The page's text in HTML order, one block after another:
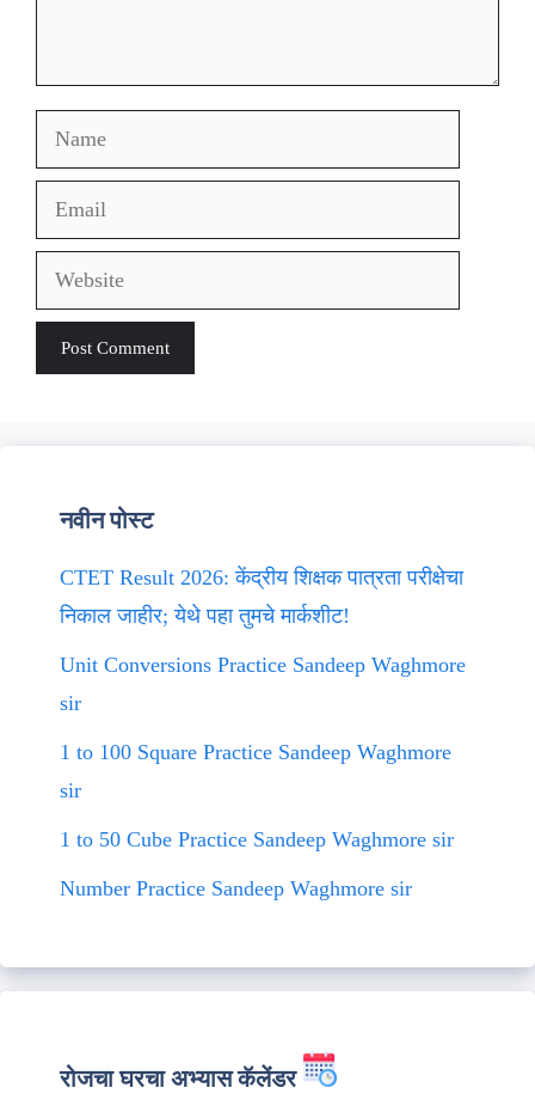
Name
Email
Website
नवीन पोस्ट
CTET Result 2026: केंद्रीय शिक्षक पात्रता परीक्षेचा
निकाल जाहीर; येथे पहा तुमचे मार्कशीट!
Unit Conversions Practice Sandeep Waghmore
sir
1 to 100 Square Practice Sandeep Waghmore
sir
1 to 50 Cube Practice Sandeep Waghmore sir
Number Practice Sandeep Waghmore sir
रोजचा घरचा अभ्यास कॅलेंडर